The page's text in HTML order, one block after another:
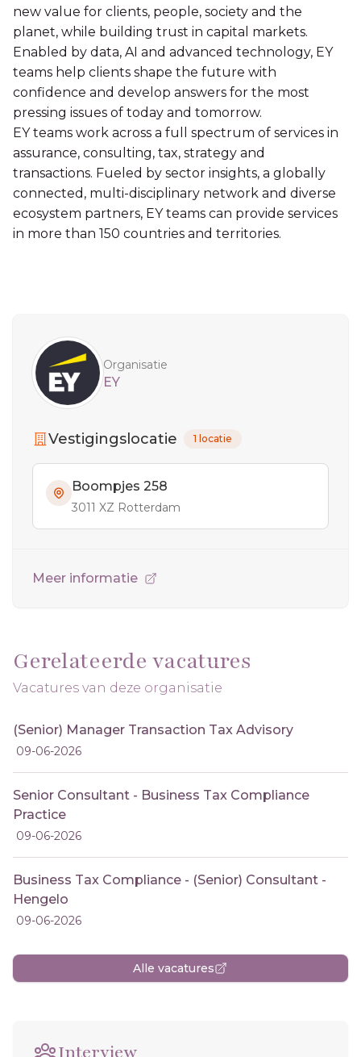
new value for clients, people, society and the
planet, while building trust in capital markets.
Enabled by data, AI and advanced technology, EY
teams help clients shape the future with
confidence and develop answers for the most
pressing issues of today and tomorrow.
EY teams work across a full spectrum of services in
assurance, consulting, tax, strategy and
transactions. Fueled by sector insights, a globally
connected, multi-disciplinary network and diverse
ecosystem partners, EY teams can provide services
in more than 150 countries and territories.
Organisatie
EY
Vestigingslocatie 1 locatie
Boompjes 258
3011 XZ Rotterdam
Meer informatie
Gerelateerde vacatures
Vacatures van deze organisatie
(Senior) Manager Transaction Tax Advisory
09-06-2026
Senior Consultant - Business Tax Compliance
Practice
09-06-2026
Business Tax Compliance - (Senior) Consultant -
Hengelo
09-06-2026
Alle vacatures